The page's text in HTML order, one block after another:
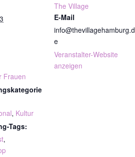
Frauen
, Kultur
Tags:
,
The Village
E-Mail
info@thevillagehamburg.d
e
Veranstalter-Website
anzeigen